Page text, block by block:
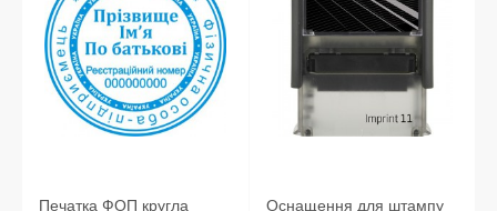
Печатка ФОП кругла
Оснащення для штампу